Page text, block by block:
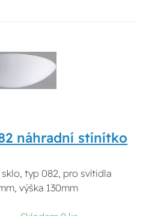
náhradní stínítko
typ 082, pro svítidla
výška 130mm